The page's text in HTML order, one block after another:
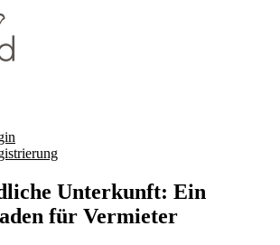
Unterkunft: Ein
für Vermieter